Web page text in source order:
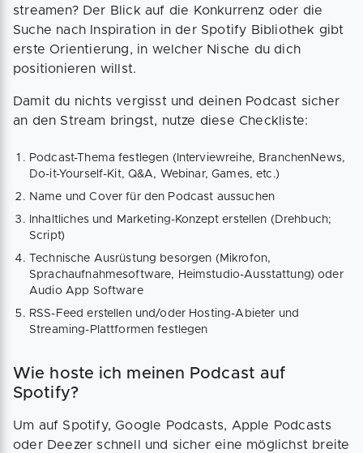
streamen? Der Blick auf die Konkurrenz oder die
Suche nach Inspiration in der Spotify Bibliothek gibt
erste Orientierung, in welcher Nische du dich
positionieren willst.
Damit du nichts vergisst und deinen Podcast sicher
an den Stream bringst, nutze diese Checkliste:
Podcast-Thema festlegen (Interviewreihe, BranchenNews,
Do-it-Yourself-Kit, Q&A, Webinar, Games, etc.)
Name und Cover für den Podcast aussuchen
Inhaltliches und Marketing-Konzept erstellen (Drehbuch;
Script)
Technische Ausrüstung besorgen (Mikrofon,
Sprachaufnahmesoftware, Heimstudio-Ausstattung) oder
Audio App Software
RSS-Feed erstellen und/oder Hosting-Abieter und
Streaming-Plattformen festlegen
Wie hoste ich meinen Podcast auf
Spotify?
Um auf Spotify, Google Podcasts, Apple Podcasts
oder Deezer schnell und sicher eine möglichst breite